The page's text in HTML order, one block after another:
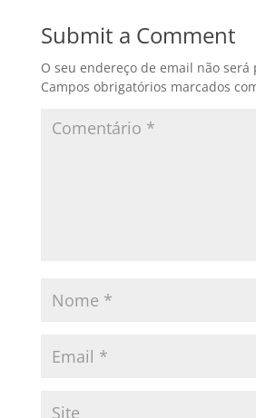
Submit a Comment
O seu endereço de email não será
Campos obrigatórios marcados